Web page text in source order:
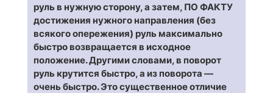
руль в нужную сторону, а затем, ПО ФАКТУ
достижения нужного направления (без
всякого опережения) руль максимально
быстро возвращается в исходное
положение. Другими словами, в поворот
руль крутится быстро, а из поворота —
очень быстро. Это существенное отличие